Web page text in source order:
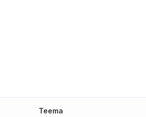
Teema